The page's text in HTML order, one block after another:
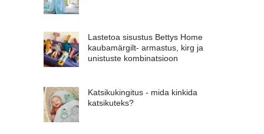
Lastetoa sisustus Bettys Home
kaubamärgilt- armastus, kirg ja
unistuste kombinatsioon
Katsikukingitus - mida kinkida
katsikuteks?